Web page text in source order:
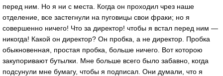
перед ним. Но я ни с места. Когда он проходил чрез наше
отделение, все застегнули на пуговицы свои фраки; но я
совершенно ничего! Что за директор! чтобы я встал перед ним —
никогда! Какой он директор? Он пробка, а не директор. Пробка
обыкновенная, простая пробка, больше ничего. Вот которою
закупоривают бутылки. Мне больше всего было забавно, когда
подсунули мне бумагу, чтобы я подписал. Они думали, что я